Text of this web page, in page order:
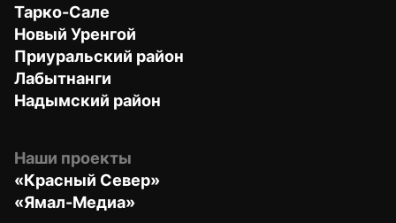
Тарко-Сале
Новый Уренгой
Приуральский район
Лабытнанги
Надымский район
Наши проекты
«Красный Север»
«Ямал-Медиа»